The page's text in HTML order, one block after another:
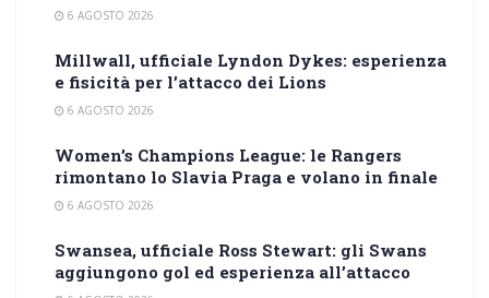
6 AGOSTO 2026
Millwall, ufficiale Lyndon Dykes: esperienza
e fisicità per l’attacco dei Lions
6 AGOSTO 2026
Women’s Champions League: le Rangers
rimontano lo Slavia Praga e volano in finale
6 AGOSTO 2026
Swansea, ufficiale Ross Stewart: gli Swans
aggiungono gol ed esperienza all’attacco